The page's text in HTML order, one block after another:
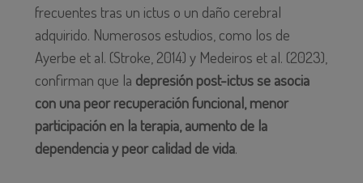
frecuentes tras un ictus o un daño cerebral
adquirido. Numerosos estudios, como los de
Ayerbe et al. (Stroke, 2014) y Medeiros et al. (2023),
confirman que la depresión post-ictus se asocia
con una peor recuperación funcional, menor
participación en la terapia, aumento de la
dependencia y peor calidad de vida.